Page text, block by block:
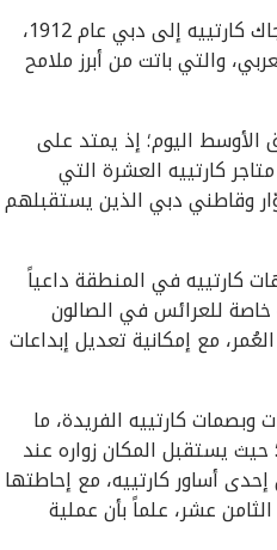
ويمثل المتجر رمزاً للعلاقة الوطيدة التي تربط كارتييه بمنطقة الخليج منذ زيارة جاك كارتييه إلى دبي عام 1912،
والتي باتت من أبرز ملامح
الأوسط اليوم؛ إذ يمتد على
عام 2008 لينضم إلى قائمة متاجر كارتييه العشرة التي
وقاطني دبي الذين يستقبلهم
كارتييه في المنطقة داعياً
خاصة للعرائس في الصالون
مع إمكانية تعديل إبداعات
وبصمات كارتييه الفريدة، ما
حيث يستقبل المكان زواره عند
أساور كارتييه، مع إحاطتها
عشر، علماً بأن عملية